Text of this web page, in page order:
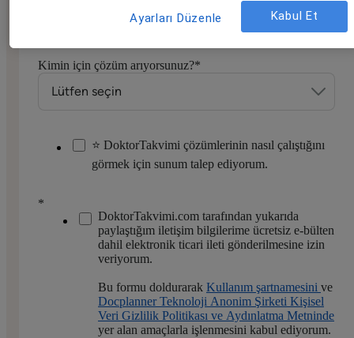
Kimin için çözüm arıyorsunuz?*
⭐ DoktorTakvimi çözümlerinin nasıl çalıştığını
görmek için sunum talep ediyorum.
*
DoktorTakvimi.com tarafından yukarıda
paylaştığım iletişim bilgilerime ücretsiz e-bülten
dahil elektronik ticari ileti gönderilmesine izin
veriyorum.
Bu formu doldurarak Kullanım şartnamesini ve
Docplanner Teknoloji Anonim Şirketi Kişisel
Veri Gizlilik Politikası ve Aydınlatma Metninde
yer alan amaçlarla işlenmesini kabul ediyorum.
Ayarları Düzenle Kabul Et